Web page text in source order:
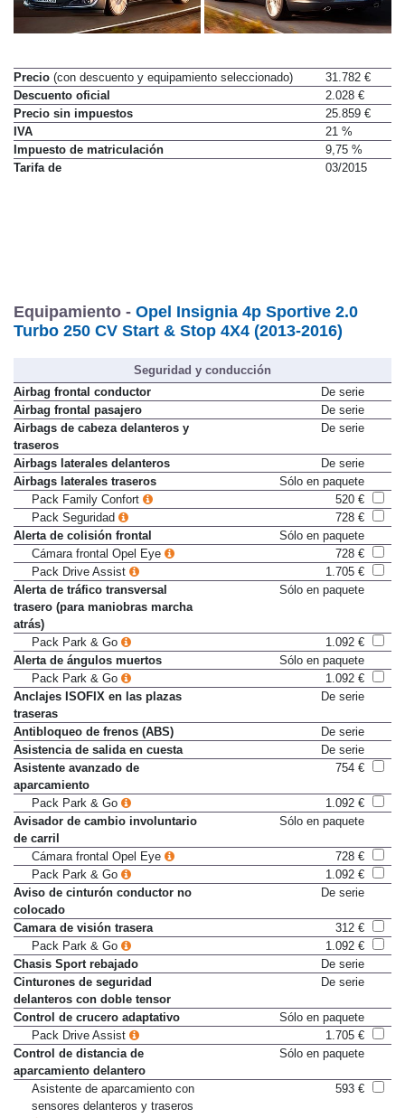
Precio(con descuento y equipamiento seleccionado)
31.782 €
Descuento oficial
2.028 €
Precio sin impuestos
25.859 €
IVA
21 %
Impuesto de matriculación
9,75 %
Equipamiento -Opel Insignia 4p Sportive 2.0
Turbo 250 CV Start & Stop 4X4 (2013-2016)
Seguridad y conducción
Airbag frontal conductor
De serie
Airbag frontal pasajero
De serie
Airbags de cabeza delanteros y
traseros
Airbags laterales delanteros
De serie
Airbags laterales traseros
Sólo en paquete
Pack Family Confort
520 €
Pack Seguridad
728 €
Alerta de colisión frontal
Sólo en paquete
Cámara frontal Opel Eye
728 €
Pack Drive Assist
1.705 €
Alerta de tráfico transversal
trasero (para maniobras marcha
atrás)
Pack Park & Go
1.092 €
Alerta de ángulos muertos
Sólo en paquete
Pack Park & Go
1.092 €
Anclajes ISOFIX en las plazas
traseras
Antibloqueo de frenos (ABS)
De serie
Asistencia de salida en cuesta
De serie
Asistente avanzado de
aparcamiento
Pack Park & Go
1.092 €
Avisador de cambio involuntario
de carril
Cámara frontal Opel Eye
728 €
Pack Park & Go
1.092 €
Aviso de cinturón conductor no
colocado
Camara de visión trasera
312 €
Pack Park & Go
1.092 €
Chasis Sport rebajado
De serie
Cinturones de seguridad
delanteros con doble tensor
Control de crucero adaptativo
Sólo en paquete
Pack Drive Assist
1.705 €
Control de distancia de
aparcamiento delantero
Asistente de aparcamiento con